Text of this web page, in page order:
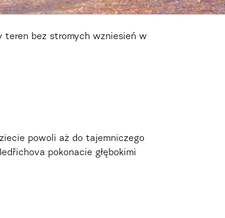
teren bez stromych wzniesień w
powoli aż do tajemniczego
pokonacie głębokimi